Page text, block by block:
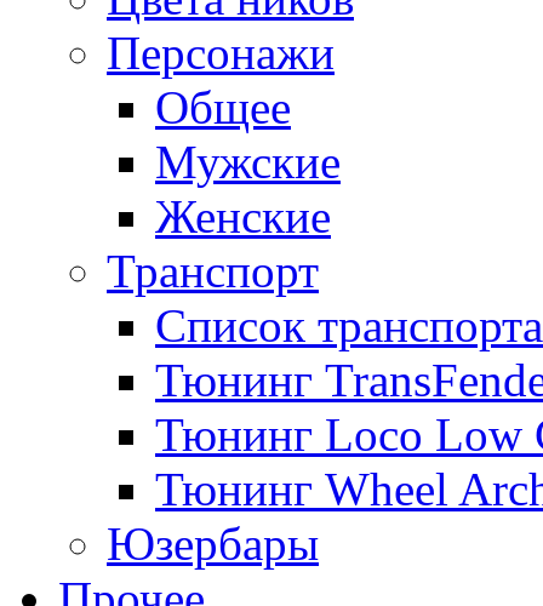
Персонажи
Общее
Мужские
Женские
Транспорт
Список транспорта
Тюнинг
Тюнинг Loco Low
Тюнинг Wheel
Юзербары